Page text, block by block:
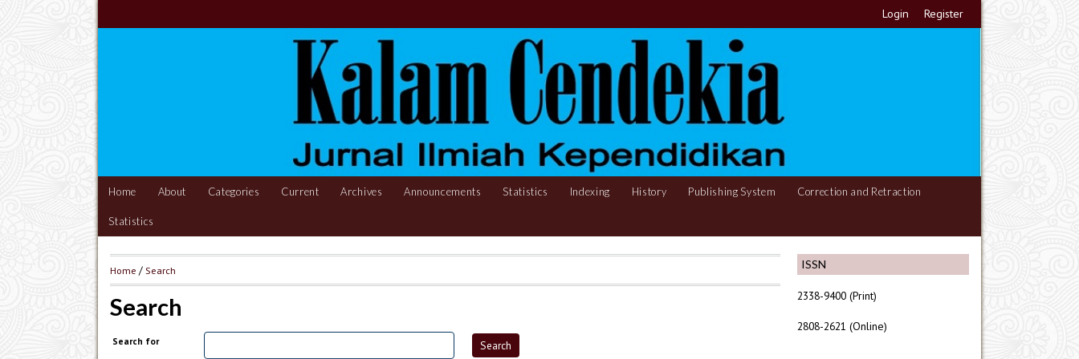
Login Register
Home About Categories Current Archives Announcements Statistics Indexing History Publishing System Correction and Retraction
Statistics
ISSN
2338-9400 (Print)
2808-2621 (Online)
Home / Search
Search
Search for